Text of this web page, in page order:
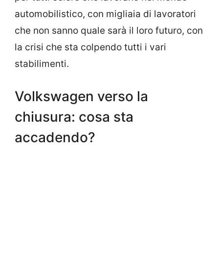
automobilistico, con migliaia di lavoratori
che non sanno quale sarà il loro futuro, con
la crisi che sta colpendo tutti i vari
stabilimenti.
Volkswagen verso la
chiusura: cosa sta
accadendo?